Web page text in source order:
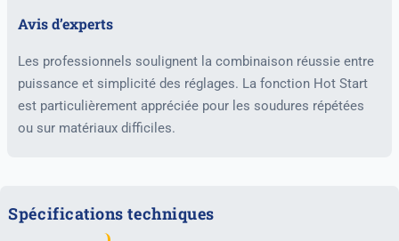
Avis d’experts
Les professionnels soulignent la combinaison réussie entre
puissance et simplicité des réglages. La fonction Hot Start
est particulièrement appréciée pour les soudures répétées
ou sur matériaux difficiles.
Spécifications techniques